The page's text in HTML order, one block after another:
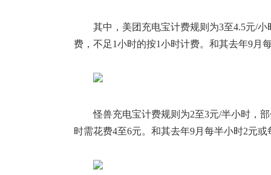
其中，美团充电宝计费规则为3至4.5元/
费，不足1小时的按1小时计费。和其去年9月
怪兽充电宝计费规则为2至3元/半小时，
时需花费4至6元。和其去年9月每半小时2元